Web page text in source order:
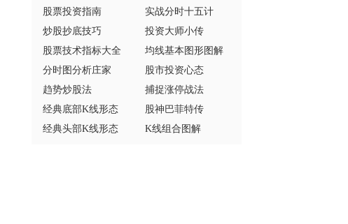
股票投资指南
炒股抄底技巧
股票技术指标大全
分时图分析庄家
趋势炒股法
经典底部K线形态
经典头部K线形态
实战分时十五计
投资大师小传
均线基本图形图解
股市投资心态
捕捉涨停战法
股神巴菲特传
K线组合图解